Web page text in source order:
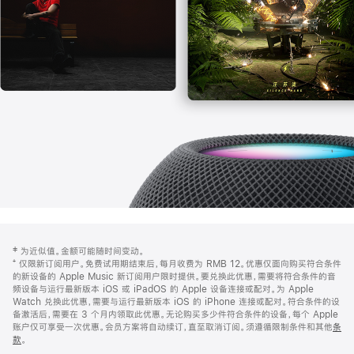
页
页
脚
注
‡ 为近似值。金额可能随时间变动。
⁺ 仅限新订阅用户。免费试用期结束后，每月收费为 RMB 12。优惠仅面向购买符合条件
的新设备的 Apple Music 新订阅用户限时提供。要兑换此优惠，需要将符合条件的音
频设备与运行最新版本 iOS 或 iPadOS 的 Apple 设备连接或配对。为 Apple
Watch 兑换此优惠，需要与运行最新版本 iOS 的 iPhone 连接或配对。符合条件的设
备激活后，需要在 3 个月内领取此优惠。无论购买多少件符合条件的设备，每个 Apple
账户仅可享受一次优惠。会员方案将自动续订，直至取消订阅。须遵循限制条件和其他条
款。